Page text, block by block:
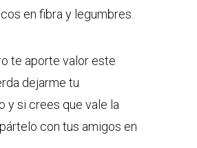
en fibra y legumbres.
te aporte valor este
dejarme tu
y si crees que vale la
con tus amigos en